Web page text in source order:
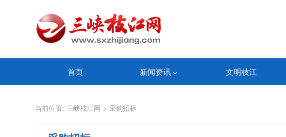
首页 新闻资讯 文明枝江
当前位置: 三峡枝江网 > 采购招标